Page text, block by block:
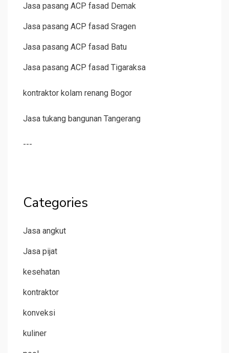
Jasa pasang ACP fasad Demak
Jasa pasang ACP fasad Sragen
Jasa pasang ACP fasad Batu
Jasa pasang ACP fasad Tigaraksa
kontraktor kolam renang Bogor
Jasa tukang bangunan Tangerang
---
Categories
Jasa angkut
Jasa pijat
kesehatan
kontraktor
konveksi
kuliner